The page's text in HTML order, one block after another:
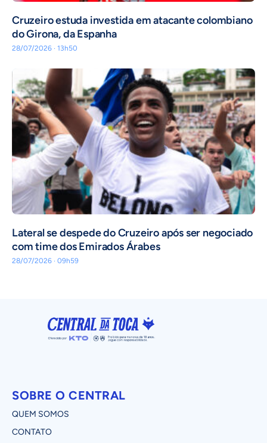
Cruzeiro estuda investida em atacante colombiano
do Girona, da Espanha
28/07/2026 · 13h50
Lateral se despede do Cruzeiro após ser negociado
com time dos Emirados Árabes
28/07/2026 · 09h59
SOBRE O CENTRAL
QUEM SOMOS
CONTATO